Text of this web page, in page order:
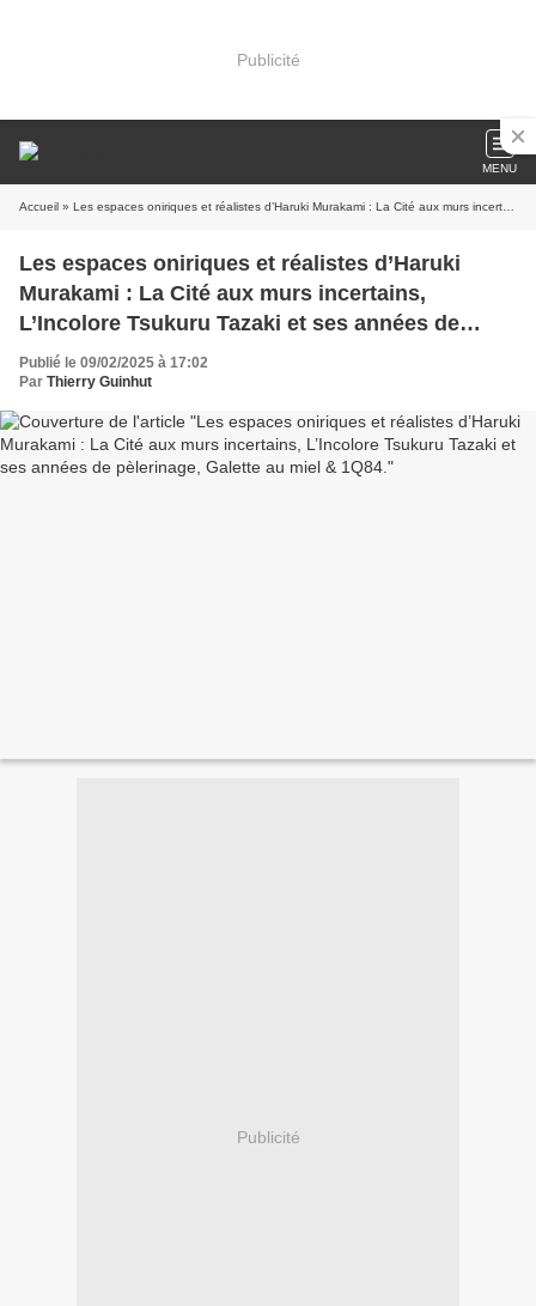
Publicité
MENU
Accueil » Les espaces oniriques et réalistes d’Haruki Murakami : La Cité aux murs incertains, L’Incolore Tsukuru Tazaki et ses années de pèlerinage, Galette au miel & 1Q84.
Les espaces oniriques et réalistes d’Haruki
Murakami : La Cité aux murs incertains,
L’Incolore Tsukuru Tazaki et ses années de
pèlerinage, Galette au miel & 1Q84.
Publié le 09/02/2025 à 17:02
Par Thierry Guinhut
Publicité